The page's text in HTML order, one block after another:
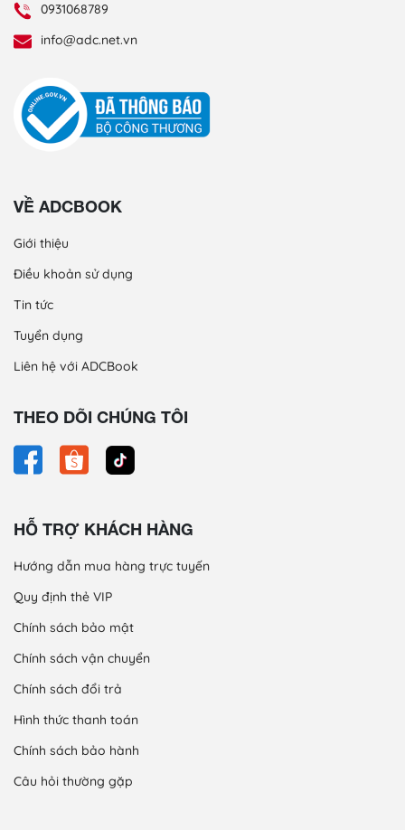
0931068789
info@adc.net.vn
VỀ ADCBOOK
Giới thiệu
Điều khoản sử dụng
Tin tức
Tuyển dụng
Liên hệ với ADCBook
THEO DÕI CHÚNG TÔI
HỖ TRỢ KHÁCH HÀNG
Hướng dẫn mua hàng trực tuyến
Quy định thẻ VIP
Chính sách bảo mật
Chính sách vận chuyển
Chính sách đổi trả
Hình thức thanh toán
Chính sách bảo hành
Câu hỏi thường gặp